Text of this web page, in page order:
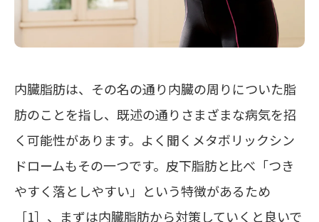
内臓脂肪は、その名の通り内臓の周りについた脂
肪のことを指し、既述の通りさまざまな病気を招
く可能性があります。よく聞くメタボリックシン
ドロームもその一つです。皮下脂肪と比べ 「つき
やすく落としやすい」 という特徴があるため
［1］、まずは内臓脂肪から対策していくと良いで